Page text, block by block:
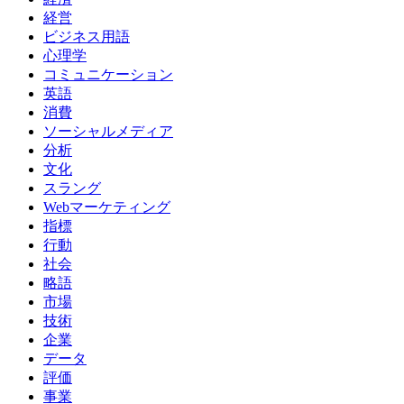
経営
ビジネス用語
心理学
コミュニケーション
英語
消費
ソーシャルメディア
分析
文化
スラング
Webマーケティング
指標
行動
社会
略語
市場
技術
企業
データ
評価
事業